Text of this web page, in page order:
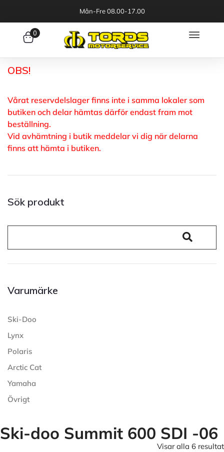
Mån-Fre 08.00-17.00
0
OBS!
Vårat reservdelslager finns inte i samma lokaler som
butiken och delar hämtas därför endast fram mot
beställning.
Vid avhämtning i butik meddelar vi dig när delarna
finns att hämta i butiken.
Sök produkt
Varumärke
Ski-Doo
Lynx
Polaris
Arctic Cat
Yamaha
Övrigt
Ski-doo Summit 600 SDI -06
Visar alla 6 resultat